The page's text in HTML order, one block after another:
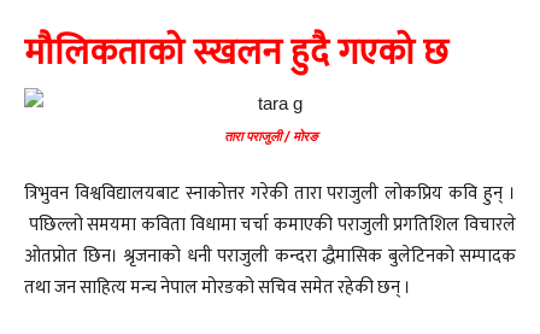
मौलिकताको स्खलन हुदै गएको छ
तारा पराजुली / मोरङ
त्रिभुवन विश्वविद्यालयबाट स्नाकोत्तर गरेकी तारा पराजुली लोकप्रिय कवि हुन् ।
पछिल्लो समयमा कविता विधामा चर्चा कमाएकी पराजुली प्रगतिशिल विचारले
ओतप्रोत छिन। श्रृजनाको धनी पराजुली कन्दरा द्धैमासिक बुलेटिनको सम्पादक
तथा जन साहित्य मन्च नेपाल मोरङको सचिव समेत रहेकी छन् ।